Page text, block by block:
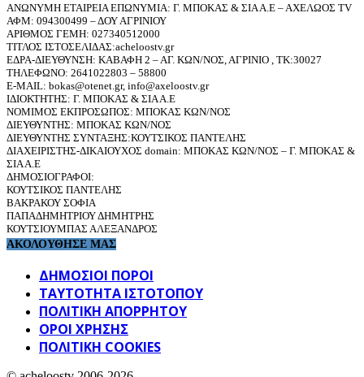
ΑΝΩΝΥΜΗ ΕΤΑΙΡΕΙΑ ΕΠΩΝΥΜΙΑ: Γ. ΜΠΟΚΑΣ & ΣΙΑ Α.Ε – ΑΧΕΛΩΟΣ TV
ΑΦΜ: 094300499 – ΔΟΥ ΑΓΡΙΝΙΟΥ
ΑΡΙΘΜΟΣ ΓΕΜΗ: 027340512000
ΤΙΤΛΟΣ ΙΣΤΟΣΕΛΙΔΑΣ:acheloostv.gr
ΕΔΡΑ-ΔΙΕΥΘΥΝΣΗ: ΚΑΒΑΦΗ 2 – ΑΓ. ΚΩΝ/ΝΟΣ, ΑΓΡΙΝΙΟ , ΤΚ:30027
ΤΗΛΕΦΩΝΟ: 2641022803 – 58800
E-MAIL: bokas@otenet.gr, info@axeloostv.gr
ΙΔΙΟΚΤΗΤΗΣ: Γ. ΜΠΟΚΑΣ & ΣΙΑ Α.Ε
ΝΟΜΙΜΟΣ ΕΚΠΡΟΣΩΠΟΣ: ΜΠΟΚΑΣ ΚΩΝ/ΝΟΣ
ΔΙΕΥΘΥΝΤΗΣ: ΜΠΟΚΑΣ ΚΩΝ/ΝΟΣ
ΔΙΕΥΘΥΝΤΗΣ ΣΥΝΤΑΞΗΣ:ΚΟΥΤΣΙΚΟΣ ΠΑΝΤΕΛΗΣ
ΔΙΑΧΕΙΡΙΣΤΗΣ-ΔΙΚΑΙΟΥΧΟΣ domain: ΜΠΟΚΑΣ ΚΩΝ/ΝΟΣ – Γ. ΜΠΟΚΑΣ &
ΣΙΑ Α.Ε
ΔΗΜΟΣΙΟΓΡΑΦΟΙ:
ΚΟΥΤΣΙΚΟΣ ΠΑΝΤΕΛΗΣ
ΒΑΚΡΑΚΟΥ ΣΟΦΙΑ
ΠΑΠΑΔΗΜΗΤΡΙΟΥ ΔΗΜΗΤΡΗΣ
ΚΟΥΤΣΙΟΥΜΠΑΣ ΑΛΕΞΑΝΔΡΟΣ
ΑΚΟΛΟΥΘΗΣΕ ΜΑΣ
ΔΗΜΟΣΙΟΙ ΠΟΡΟΙ
ΤΑΥΤΌΤΗΤΑ ΙΣΤΌΤΟΠΟΥ
ΠΟΛΙΤΙΚΉ ΑΠΟΡΡΉΤΟΥ
ΌΡΟΙ ΧΡΉΣΗΣ
ΠΟΛΙΤΙΚΗ COOKIES